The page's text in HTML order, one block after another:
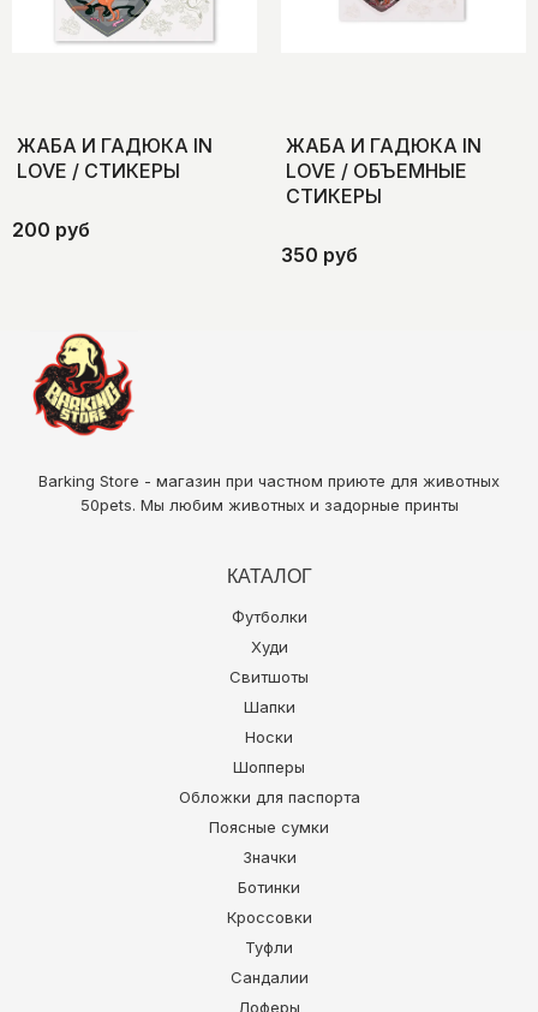
ЖАБА И ГАДЮКА IN
LOVE / СТИКЕРЫ
200 руб
ЖАБА И ГАДЮКА IN
LOVE / ОБЪЕМНЫЕ
СТИКЕРЫ
350 руб
Barking Store - магазин при частном приюте для животных
50pets. Мы любим животных и задорные принты
КАТАЛОГ
Футболки
Худи
Свитшоты
Шапки
Носки
Шопперы
Обложки для паспорта
Поясные сумки
Значки
Ботинки
Кроссовки
Туфли
Сандалии
Лоферы